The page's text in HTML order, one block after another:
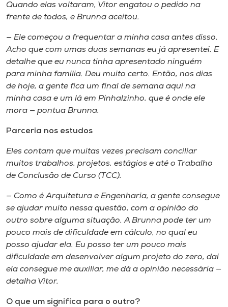
Quando elas voltaram, Vitor engatou o pedido na
frente de todos, e Brunna aceitou.
— Ele começou a frequentar a minha casa antes disso.
Acho que com umas duas semanas eu já apresentei. E
detalhe que eu nunca tinha apresentado ninguém
para minha família. Deu muito certo. Então, nos dias
de hoje, a gente fica um final de semana aqui na
minha casa e um lá em Pinhalzinho, que é onde ele
mora — pontua Brunna.
Parceria nos estudos
Eles contam que muitas vezes precisam conciliar
muitos trabalhos, projetos, estágios e até o Trabalho
de Conclusão de Curso (TCC).
— Como é Arquitetura e Engenharia, a gente consegue
se ajudar muito nessa questão, com a opinião do
outro sobre alguma situação. A Brunna pode ter um
pouco mais de dificuldade em cálculo, no qual eu
posso ajudar ela. Eu posso ter um pouco mais
dificuldade em desenvolver algum projeto do zero, daí
ela consegue me auxiliar, me dá a opinião necessária —
detalha Vitor.
O que um significa para o outro?